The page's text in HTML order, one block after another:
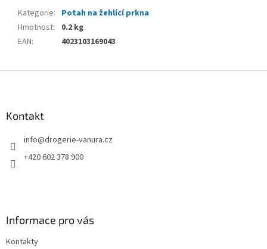
Kategorie: Potah na žehlící prkna
Hmotnost:
0.2 kg
EAN: 4023103169043
Kontakt
info@drogerie-vanura.cz
+420 602 378 900
Informace pro vás
Kontakty